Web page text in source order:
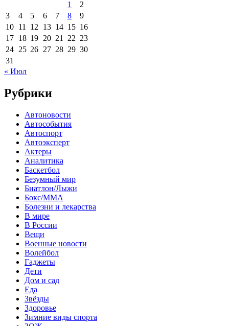
1
2
3
4 5 6 7 8
9
10 11 12 13 14 15 16
17 18 19 20 21 22 23
24 25 26 27 28 29 30
31
« Июл
Рубрики
Автоновости
Автособытия
Автоспорт
Автоэксперт
Актеры
Аналитика
Баскетбол
Безумный мир
Биатлон/Лыжи
Бокс/MMA
Болезни и лекарства
В мире
В России
Вещи
Военные новости
Волейбол
Гаджеты
Дети
Дом и сад
Еда
Звёзды
Здоровье
Зимние виды спорта